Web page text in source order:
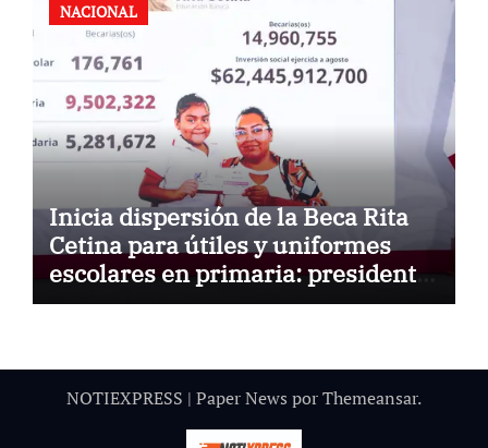
NACIONAL
Inicia dispersión de la Beca Rita
Cetina para útiles y uniformes
escolares en primaria: presidenta
Claudia Sheinbaum
NOTIEXPRESS | Paper News porThemeansar.